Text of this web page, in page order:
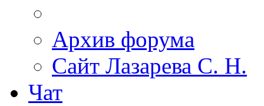
Архив форума
Сайт Лазарева С. Н.
Чат